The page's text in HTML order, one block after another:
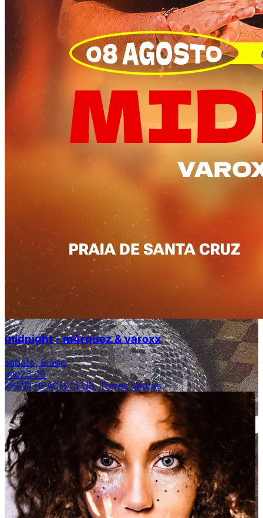
midnight - m4rquez & varoxx
sabato, 8 ago
alle23:00
PISÃO BEACH CLUB, Torres Vedras